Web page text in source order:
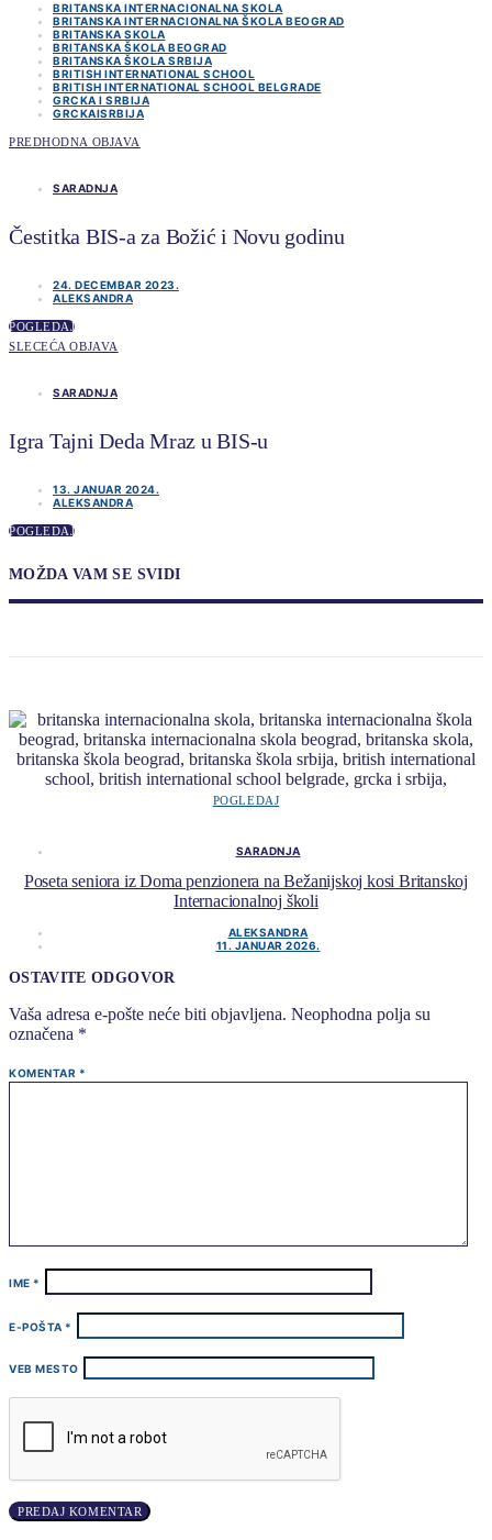
BRITANSKA INTERNACIONALNA SKOLA
BRITANSKA INTERNACIONALNA ŠKOLA BEOGRAD
BRITANSKA SKOLA
BRITANSKA ŠKOLA BEOGRAD
BRITANSKA ŠKOLA SRBIJA
BRITISH INTERNATIONAL SCHOOL
BRITISH INTERNATIONAL SCHOOL BELGRADE
GRCKA I SRBIJA
GRCKAISRBIJA
PREDHODNA OBJAVA
SARADNJA
Čestitka BIS-a za Božić i Novu godinu
24. DECEMBAR 2023.
ALEKSANDRA
POGLEDAJ
SLECEĆA OBJAVA
SARADNJA
Igra Tajni Deda Mraz u BIS-u
13. JANUAR 2024.
ALEKSANDRA
POGLEDAJ
MOŽDA VAM SE SVIDI
POGLEDAJ
SARADNJA
Poseta seniora iz Doma penzionera na Bežanijskoj kosi Britanskoj
Internacionalnoj školi
ALEKSANDRA
11. JANUAR 2026.
OSTAVITE ODGOVOR
Vaša adresa e-pošte neće biti objavljena. Neophodna polja su
označena *
KOMENTAR *
IME *
E-POŠTA *
VEB MESTO